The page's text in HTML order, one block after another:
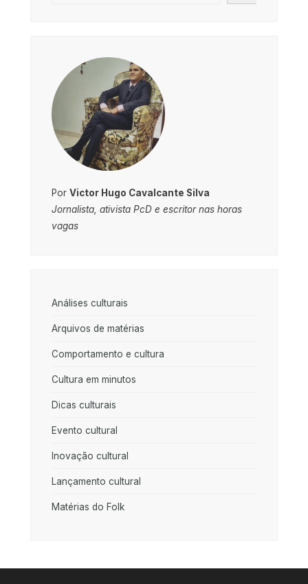
Por Victor Hugo Cavalcante Silva
Jornalista, ativista PcD e escritor nas horas
vagas
Análises culturais
Arquivos de matérias
Comportamento e cultura
Cultura em minutos
Dicas culturais
Evento cultural
Inovação cultural
Lançamento cultural
Matérias do Folk